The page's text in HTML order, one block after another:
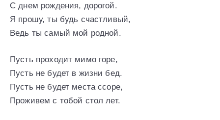
С днем рождения, дорогой.
Я прошу, ты будь счастливый,
Ведь ты самый мой родной.
Пусть проходит мимо горе,
Пусть не будет в жизни бед.
Пусть не будет места ссоре,
Проживем с тобой стол лет.